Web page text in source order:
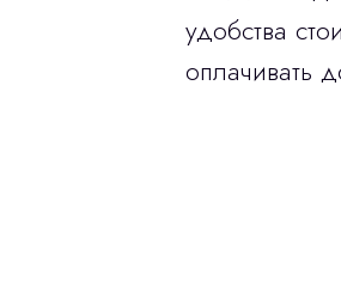
удобства
оплачивать